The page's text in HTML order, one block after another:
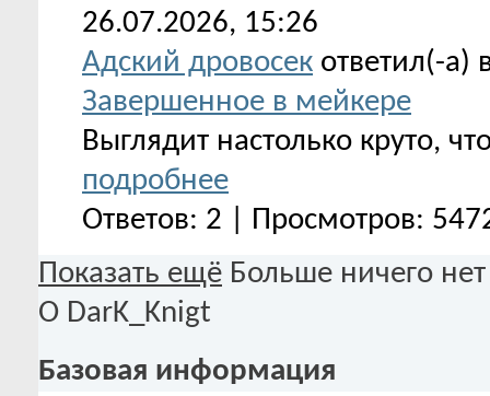
26.07.2026, 15:26
Адский дровосек ответил(-а)
Завершенное в мейкере
Выглядит настолько круто,
подробнее
Ответов: 2 | Просмотров:
Показать ещё Больше ничего нет
О DarK_Knigt
Базовая информация